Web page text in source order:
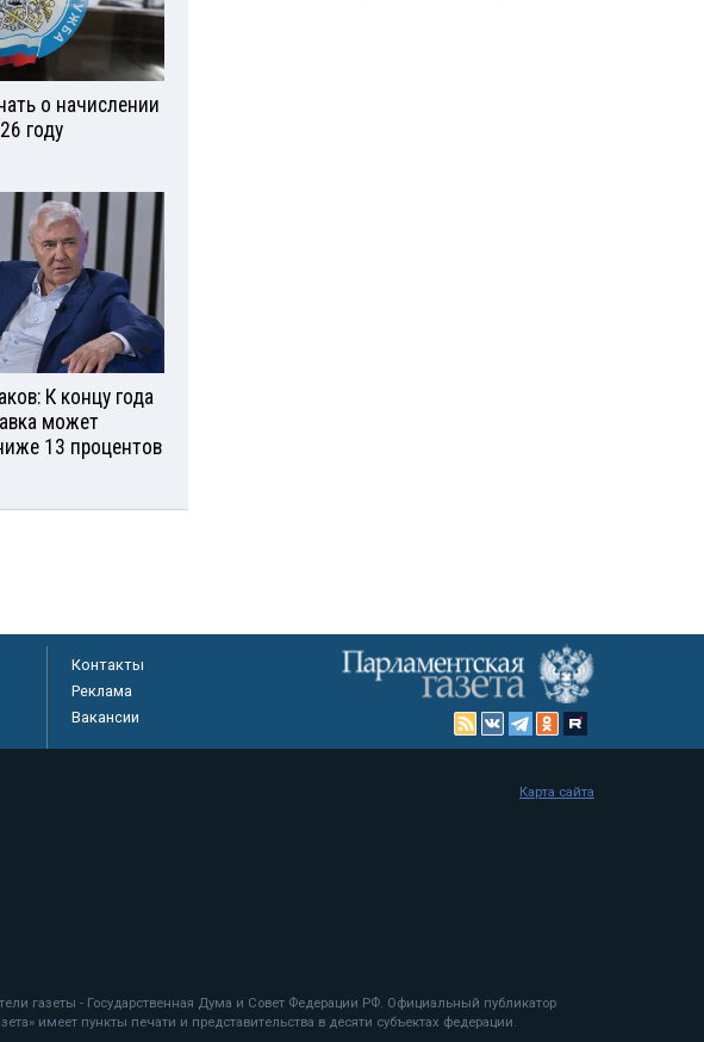
о начислении
году
К концу года
может
13 процентов
Контакты
Реклама
Вакансии
газеты - Государственная Дума и Совет Федерации РФ. Официальный публикатор
имеет пункты печати и представительства в десяти субъектах федерации.
Карта сайта